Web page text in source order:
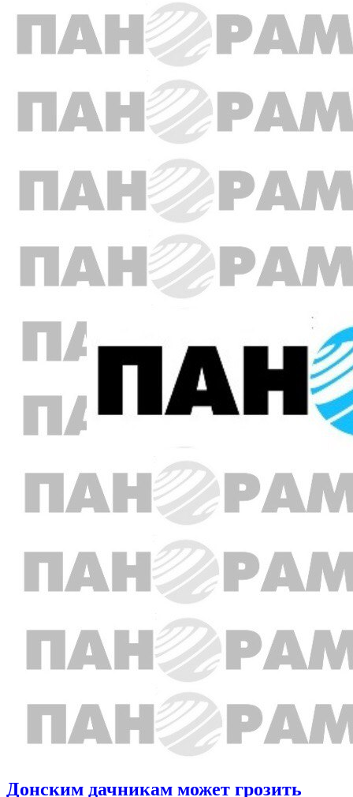
Донским дачникам может грозить